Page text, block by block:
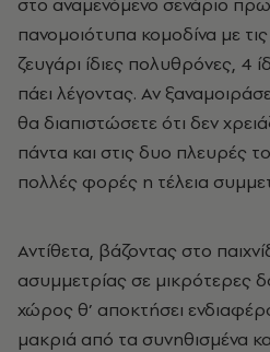
πανομοιότυπα κομοδίνα με
ζευγάρι ίδιες πολυθρόνες, 4
πάει λέγοντας. Αν
θα διαπιστώσετε ότι δεν
πάντα και στις δυο πλευρές
πολλές φορές η τέλεια
Αντίθετα, βάζοντας στο
ασυμμετρίας σε μικρότερες
χώρος θ’ αποκτήσει
μακριά από τα συνηθισμένα